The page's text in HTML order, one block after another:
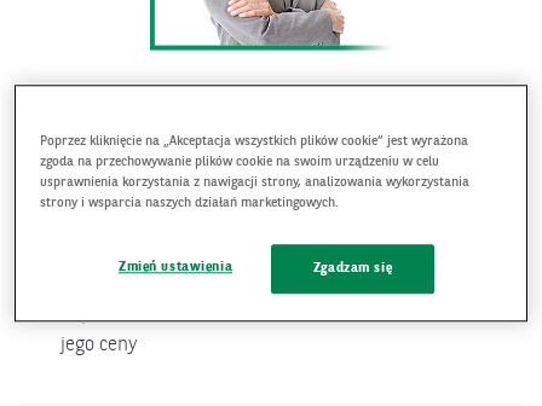
Produkt skierowany jest do Klientów zabezpieczających się
przed ryzykiem zmiany ceny towaru. Zamiana przez Klienta
ceny towaru zmiennej na stałą pozwala:
Sprzedającemu towar – na wyeliminowanie ryzyka
spadku jego ceny
jego ceny
Poprzez kliknięcie na „Akceptacja wszystkich plików cookie” jest wyrażona
zgoda na przechowywanie plików cookie na swoim urządzeniu w celu
usprawnienia korzystania z nawigacji strony, analizowania wykorzystania
strony i wsparcia naszych działań marketingowych.
Zmień ustawienia Zgadzam się